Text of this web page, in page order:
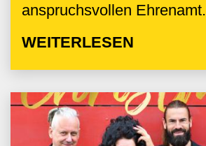
anspruchsvollen Ehrenamt.
WEITERLESEN